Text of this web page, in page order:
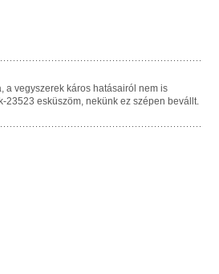
a vegyszerek káros hatásairól nem is
23523 esküszöm, nekünk ez szépen bevállt.